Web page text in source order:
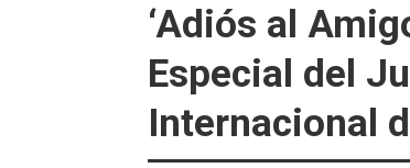
‘Adiós al
Especial del
Internacional